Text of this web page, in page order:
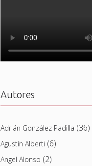
Autores
Adrián González Padilla (36)
Agustín Alberti (6)
Angel Alonso (2)